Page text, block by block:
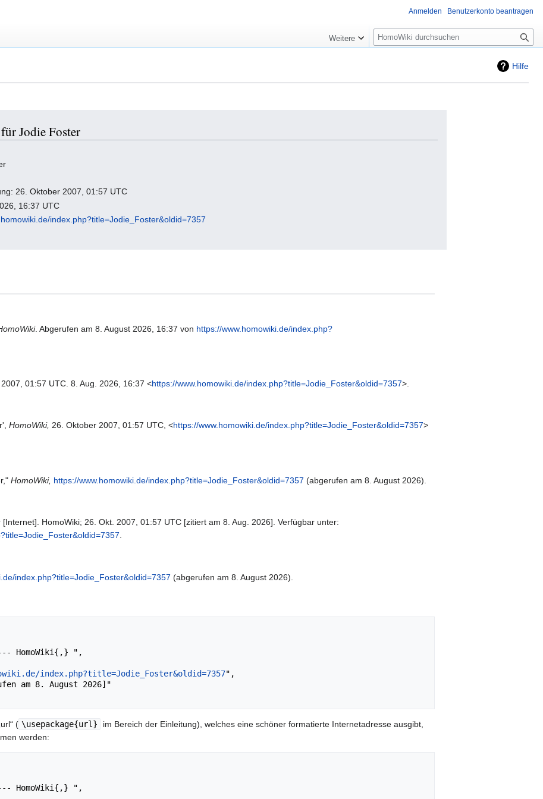
Hilfe
Jodie Foster
26. Oktober 2007, 01:57 UTC
16:37 UTC
index.php?title=Jodie_Foster&oldid=7357
. Abgerufen am 8. August 2026, 16:37 von https://www.homowiki.de/index.php?
01:57 UTC. 8. Aug. 2026, 16:37 <https://www.homowiki.de/index.php?title=Jodie_Foster&oldid=7357>.
HomoWiki, 26. Oktober 2007, 01:57 UTC, <https://www.homowiki.de/index.php?title=Jodie_Foster&oldid=7357>
HomoWiki, https://www.homowiki.de/index.php?title=Jodie_Foster&oldid=7357 (abgerufen am 8. August 2026).
HomoWiki; 26. Okt. 2007, 01:57 UTC [zitiert am 8. Aug. 2026]. Verfügbar unter:
index.php?title=Jodie_Foster&oldid=7357 (abgerufen am 8. August 2026).
index.php?title=Jodie_Foster&oldid=7357",
( \usepackage{url}
im Bereich der Einleitung), welches eine schöner formatierte Internetadresse ausgibt,
werden:
Anmelden Benutzerkonto beantragen
Weitere
Suche